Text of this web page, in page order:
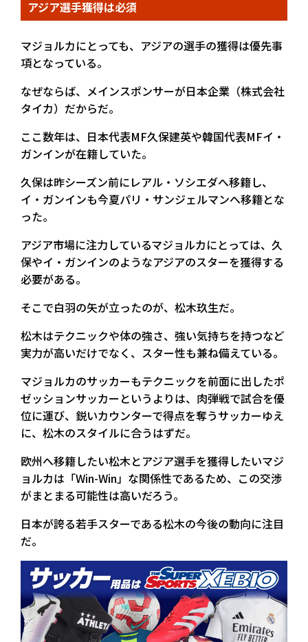
アジア選手獲得は必須
マジョルカにとっても、アジアの選手の獲得は優先事
項となっている。
なぜならば、メインスポンサーが日本企業（株式会社
タイカ）だからだ。
ここ数年は、日本代表MF久保建英や韓国代表MFイ・
ガンインが在籍していた。
久保は昨シーズン前にレアル・ソシエダへ移籍し、
イ・ガンインも今夏パリ・サンジェルマンへ移籍とな
った。
アジア市場に注力しているマジョルカにとっては、久
保やイ・ガンインのようなアジアのスターを獲得する
必要がある。
そこで白羽の矢が立ったのが、松木玖生だ。
松木はテクニックや体の強さ、強い気持ちを持つなど
実力が高いだけでなく、スター性も兼ね備えている。
マジョルカのサッカーもテクニックを前面に出したポ
ゼッションサッカーというよりは、肉弾戦で試合を優
位に運び、鋭いカウンターで得点を奪うサッカーゆえ
に、松木のスタイルに合うはずだ。
欧州へ移籍したい松木とアジア選手を獲得したいマジ
ョルカは「Win-Win」な関係性であるため、この交渉
がまとまる可能性は高いだろう。
日本が誇る若手スターである松木の今後の動向に注目
だ。